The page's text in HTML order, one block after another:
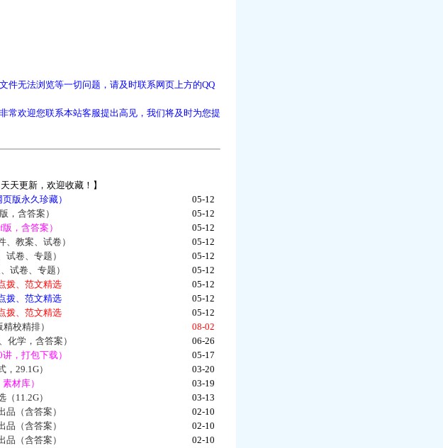
件无法浏览等一切问题，请及时联系网页上方的QQ
常欢迎您联系本站客服提出高见，我们将及时为您提
天更新，欢迎收藏！】
版永久珍藏）
05-12
，含答案）
05-12
，含答案）
05-12
教案、试卷）
05-12
卷、专题）
05-12
试卷、专题）
05-12
拨、范文精选
05-12
拨、范文精选
05-12
拨、范文精选
05-12
校精排）
08-02
化学，含答案）
06-26
，打包下载）
05-17
29.1G）
03-20
材库）
03-19
11.2G）
03-13
（含答案）
02-10
（含答案）
02-10
（含答案）
02-10